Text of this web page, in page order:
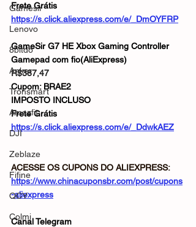
Gamesir
Lenovo
8bitdo
Anker
Tronsmart
Amazfit
DJI
Zeblaze
Fifine
QCY
Colmi
Frete Grátis
https://s.click.aliexpress.com/e/_DmOYFRP
GameSir G7 HE Xbox Gaming Controller
Gamepad com fio(AliExpress)
R$387,47
Cupom: BRAE2
IMPOSTO INCLUSO
Frete Grátis
https://s.click.aliexpress.com/e/_DdwkAEZ
ACESSE OS CUPONS DO ALIEXPRESS:
https://www.chinacuponsbr.com/post/cupons
-aliexpress
Canal Telegram